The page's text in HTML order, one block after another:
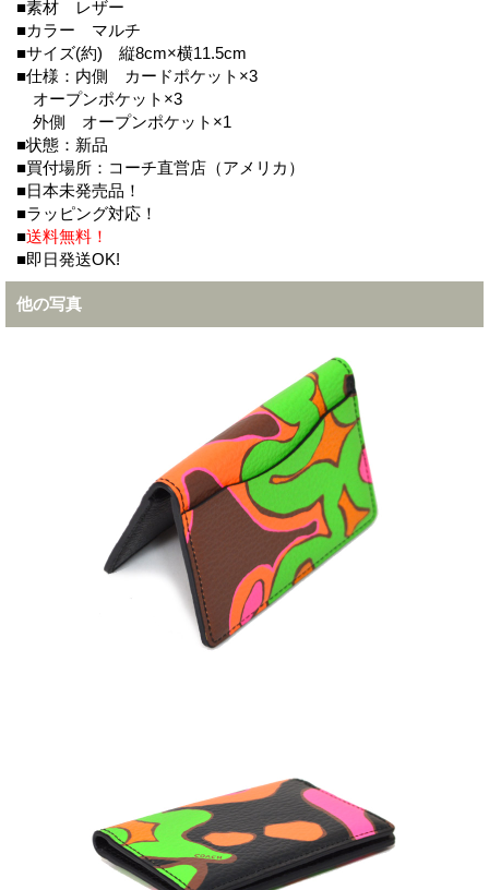
■素材 レザー
■カラー マルチ
■サイズ(約) 縦8cm×横11.5cm
■仕様：内側 カードポケット×3
オープンポケット×3
外側 オープンポケット×1
■状態：新品
■買付場所：コーチ直営店（アメリカ）
■日本未発売品！
■ラッピング対応！
■送料無料！
■即日発送OK!
他の写真